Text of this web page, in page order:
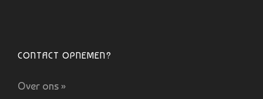
CONTACT OPNEMEN?
Over ons »